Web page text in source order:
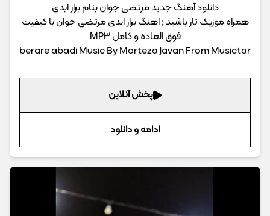
دانلود آهنگ جدید مرتضی جوان بنام برار ابدی
همراه موزیک تار باشید ; اهنگ برار ابدی مرتضی جوان با کیفیت
فوق العاده و کامل MP3
berare abadi Music By Morteza Javan From Musictar
پخش آنلاین
ادامه و دانلود